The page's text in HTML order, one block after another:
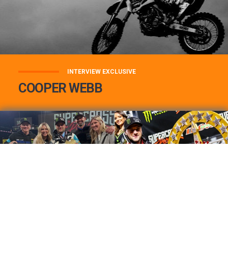
INTERVIEW EXCLUSIVE
COOPER WEBB